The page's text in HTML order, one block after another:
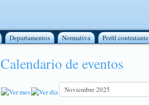
Departamentos Normativa Perfil contratante
Calendario de eventos